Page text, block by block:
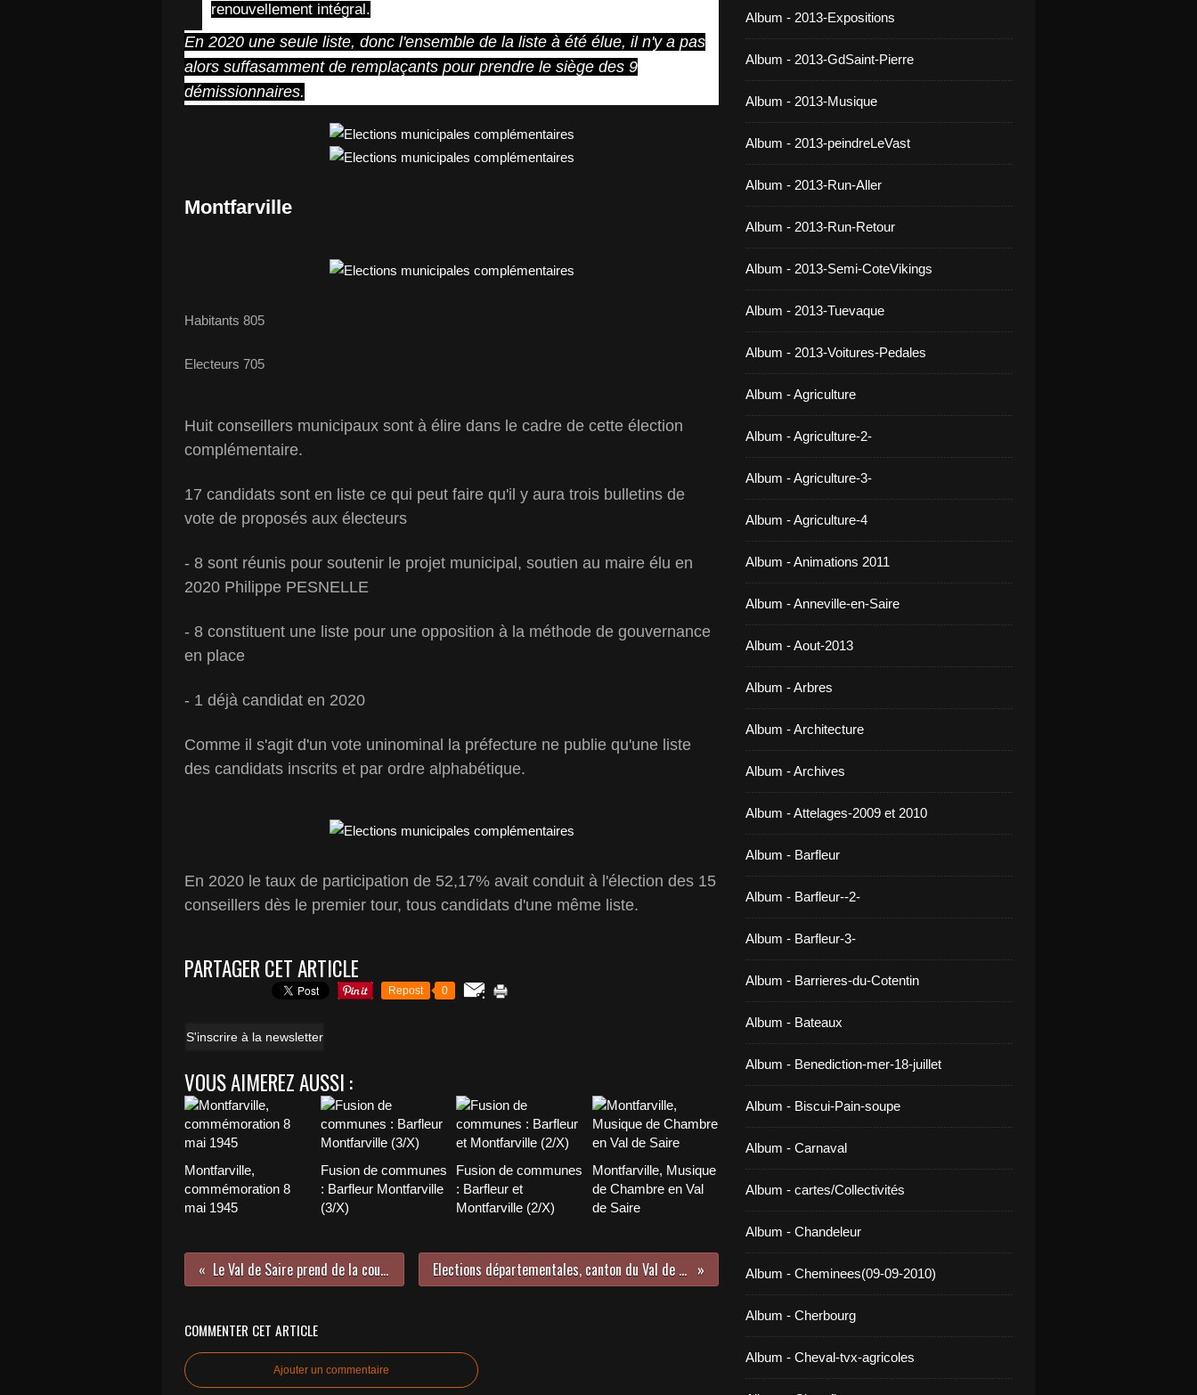
renouvellement intégral.
En 2020 une seule liste, donc l'ensemble de la liste à été élue, il n'y a pas
alors suffasamment de remplaçants pour prendre le siège des 9
démissionnaires.
Montfarville
Habitants 805
Electeurs 705
Huit conseillers municipaux sont à élire dans le cadre de cette élection
complémentaire.
17 candidats sont en liste ce qui peut faire qu'il y aura trois bulletins de
vote de proposés aux électeurs
- 8 sont réunis pour soutenir le projet municipal, soutien au maire élu en
2020 Philippe PESNELLE
- 8 constituent une liste pour une opposition à la méthode de gouvernance
en place
- 1 déjà candidat en 2020
Comme il s'agit d'un vote uninominal la préfecture ne publie qu'une liste
des candidats inscrits et par ordre alphabétique.
En 2020 le taux de participation de 52,17% avait conduit à l'élection des 15
conseillers dès le premier tour, tous candidats d'une même liste.
PARTAGER CET ARTICLE
Repost 0
S'inscrire à la newsletter
VOUS AIMEREZ AUSSI :
Montfarville,
commémoration 8
mai 1945
Fusion de communes
: Barfleur Montfarville
(3/X)
Fusion de communes
: Barfleur et
Montfarville (2/X)
Montfarville, Musique
de Chambre en Val
de Saire
Le Val de Saire prend de la couleur Elections départementales, canton du Val de Saire
COMMENTER CET ARTICLE
Ajouter un commentaire
Album - 2013-Expositions
Album - 2013-GdSaint-Pierre
Album - 2013-Musique
Album - 2013-peindreLeVast
Album - 2013-Run-Aller
Album - 2013-Run-Retour
Album - 2013-Semi-CoteVikings
Album - 2013-Tuevaque
Album - 2013-Voitures-Pedales
Album - Agriculture
Album - Agriculture-2-
Album - Agriculture-3-
Album - Agriculture-4
Album - Animations 2011
Album - Anneville-en-Saire
Album - Aout-2013
Album - Arbres
Album - Architecture
Album - Archives
Album - Attelages-2009 et 2010
Album - Barfleur
Album - Barfleur--2-
Album - Barfleur-3-
Album - Barrieres-du-Cotentin
Album - Bateaux
Album - Benediction-mer-18-juillet
Album - Biscui-Pain-soupe
Album - Carnaval
Album - cartes/Collectivités
Album - Chandeleur
Album - Cheminees(09-09-2010)
Album - Cherbourg
Album - Cheval-tvx-agricoles